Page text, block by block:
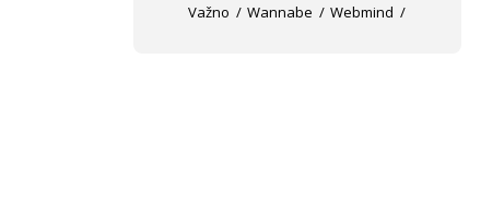
Važno
Wannabe Webmind